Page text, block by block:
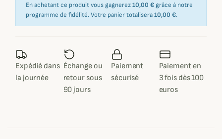
En achetant ce produit vous gagnerez10,00 € grâce à notre
programme de fidélité. Votre panier totalisera10,00 €.
Expédié dans
la journée
Échange ou
retour sous
90 jours
Paiement
sécurisé
Paiement en
3 fois dès 100
euros